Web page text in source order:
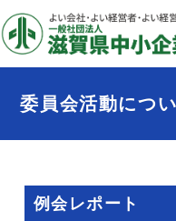
委員会活動につ
例会レポート